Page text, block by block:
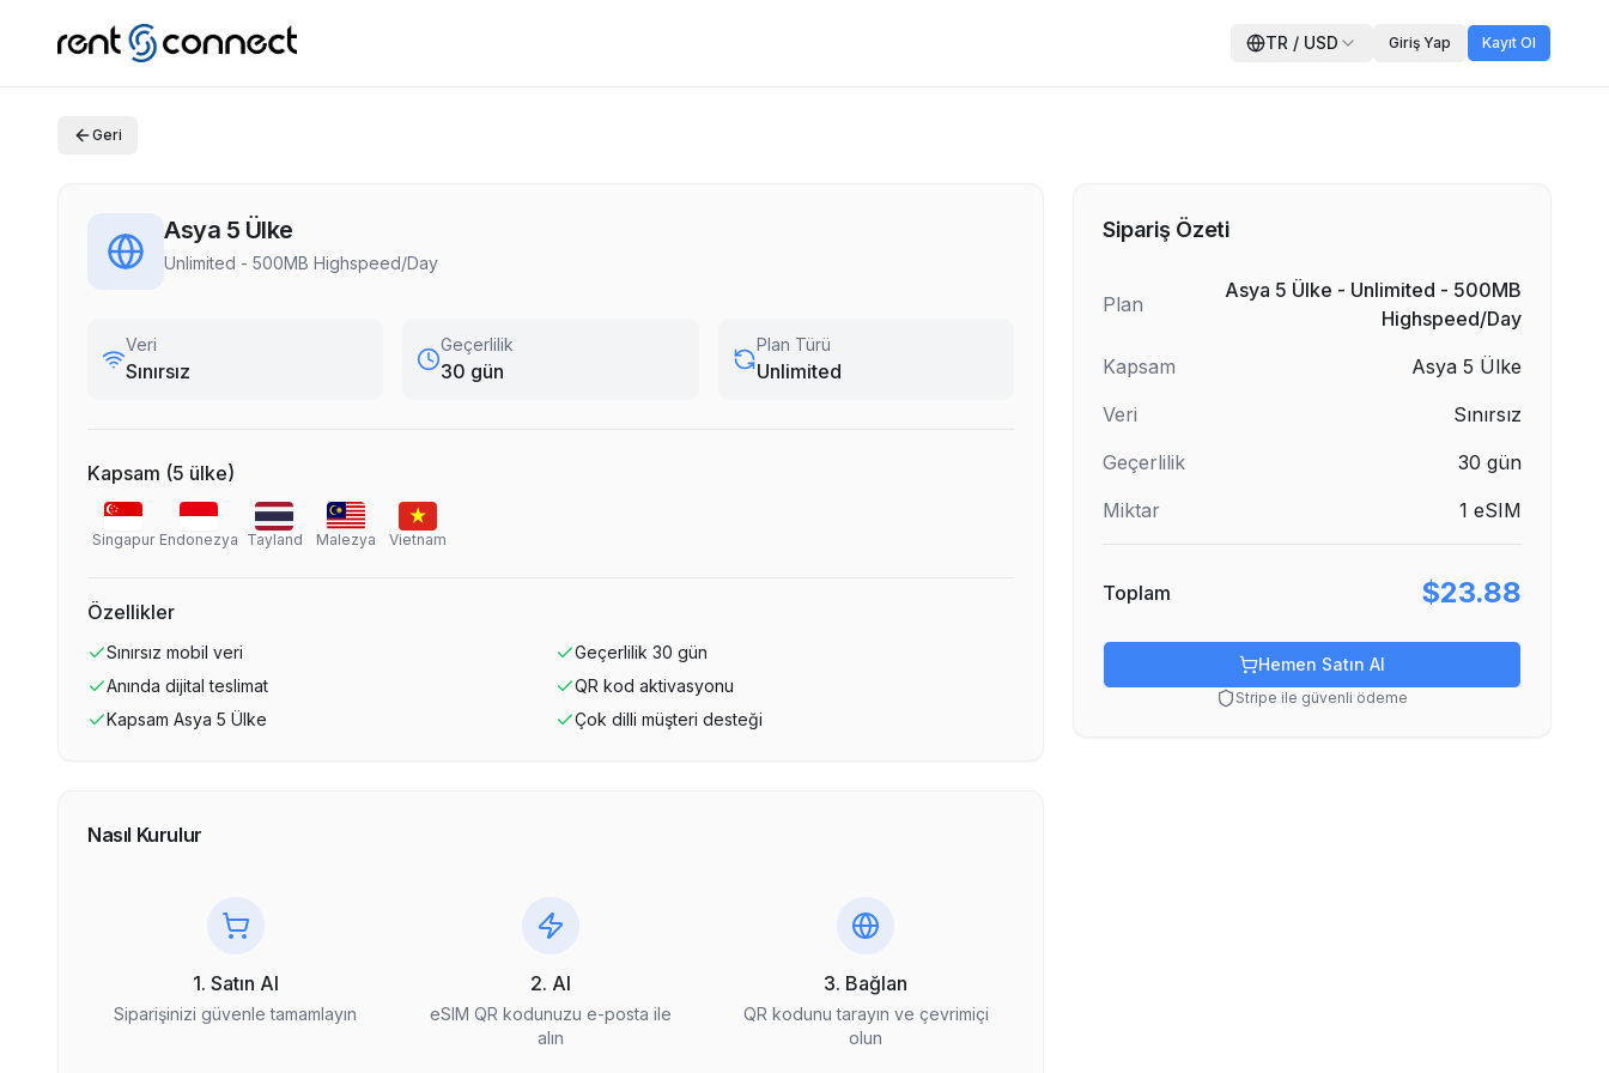
TR / USD Giriş Yap Kayıt Ol
Geri
Asya 5 Ülke
Unlimited - 500MB Highspeed/Day
Veri
Sınırsız
Geçerlilik
30 gün
Plan Türü
Unlimited
Kapsam (5 ülke)
Singapur Endonezya Tayland Malezya Vietnam
Özellikler
Sınırsız mobil veri Geçerlilik 30 gün
Anında dijital teslimat
QR kod aktivasyonu
Kapsam Asya 5 Ülke Çok dilli müşteri desteği
Nasıl Kurulur
1. Satın Al
Siparişinizi güvenle tamamlayın
2. Al
eSIM QR kodunuzu e-posta ile
alın
3. Bağlan
QR kodunu tarayın ve çevrimiçi
olun
Sipariş Özeti
Plan
Asya 5 Ülke - Unlimited - 500MB
Highspeed/Day
Kapsam
Asya 5 Ülke
Veri
Sınırsız
Geçerlilik
30 gün
Miktar
1 eSIM
Toplam $23.88
Hemen Satın Al
Stripe ile güvenli ödeme